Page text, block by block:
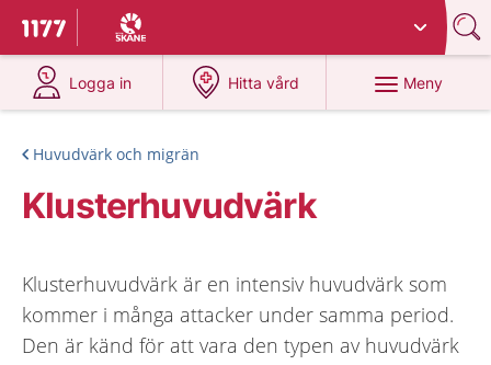
Till startsidan för 1177
Du har valt region
Logga in
på 1177.se
Hitta vård
på 1177.se
Meny
Huvudvärk och migrän
Klusterhuvudvärk
Klusterhuvudvärk är en intensiv huvudvärk som
kommer i många attacker under samma period.
Den är känd för att vara den typen av huvudvärk